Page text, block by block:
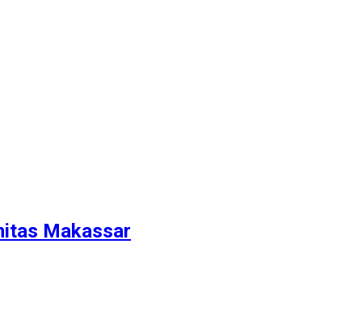
Makassar